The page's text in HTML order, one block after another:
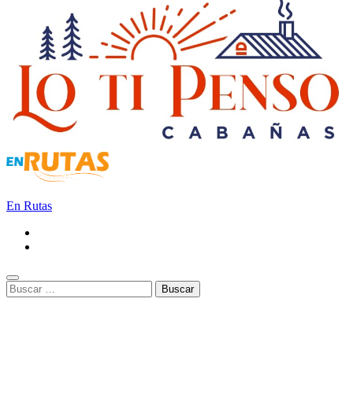
En Rutas
Buscar: